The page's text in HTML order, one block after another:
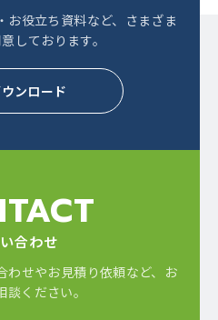
役立ち資料など、
さまざま
しております。
ンロード
合わせ
せやお見積り依頼など、
お
談ください。